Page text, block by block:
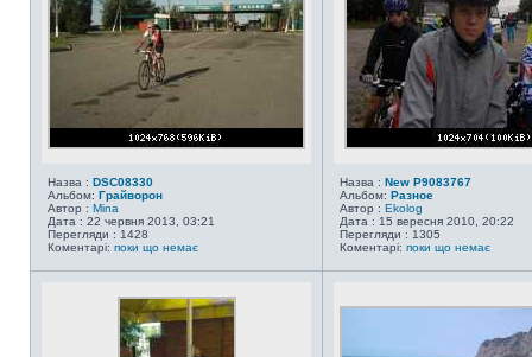
Назва : DSC08330
Альбом: Грайворон
Автор : Mina
Дата : 22 червня 2013, 03:21
Перегляди : 1428
Коментарі: поки що немає
Назва : New P9083767
Альбом: Разное
Автор : Ekolog
Дата : 15 вересня 2010, 20:22
Перегляди : 1305
Коментарі: поки що немає